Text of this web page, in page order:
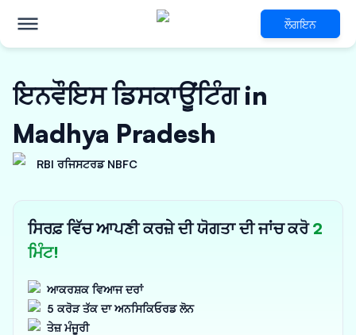
ਲੌਗਇਨ
ਇਨਵੌਇਸ ਡਿਸਕਾਊਂਟਿੰਗ in
Madhya Pradesh
RBI ਰਜਿਸਟਰਡ NBFC
ਸਿਰਫ਼ ਵਿੱਚ ਆਪਣੀ ਕਰਜ਼ੇ ਦੀ ਯੋਗਤਾ ਦੀ ਜਾਂਚ ਕਰੋ2
ਮਿੰਟ!
ਆਕਰਸ਼ਕ ਵਿਆਜ ਦਰਾਂ
5 ਕਰੋੜ ਤੱਕ ਦਾ ਅਨਸਿਕਿਓਰਡ ਲੋਨ
ਤੇਜ਼ ਮੰਜੂਰੀ